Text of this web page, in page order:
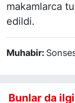
makamlarca
edildi.
Muhabir:
Bunlar da